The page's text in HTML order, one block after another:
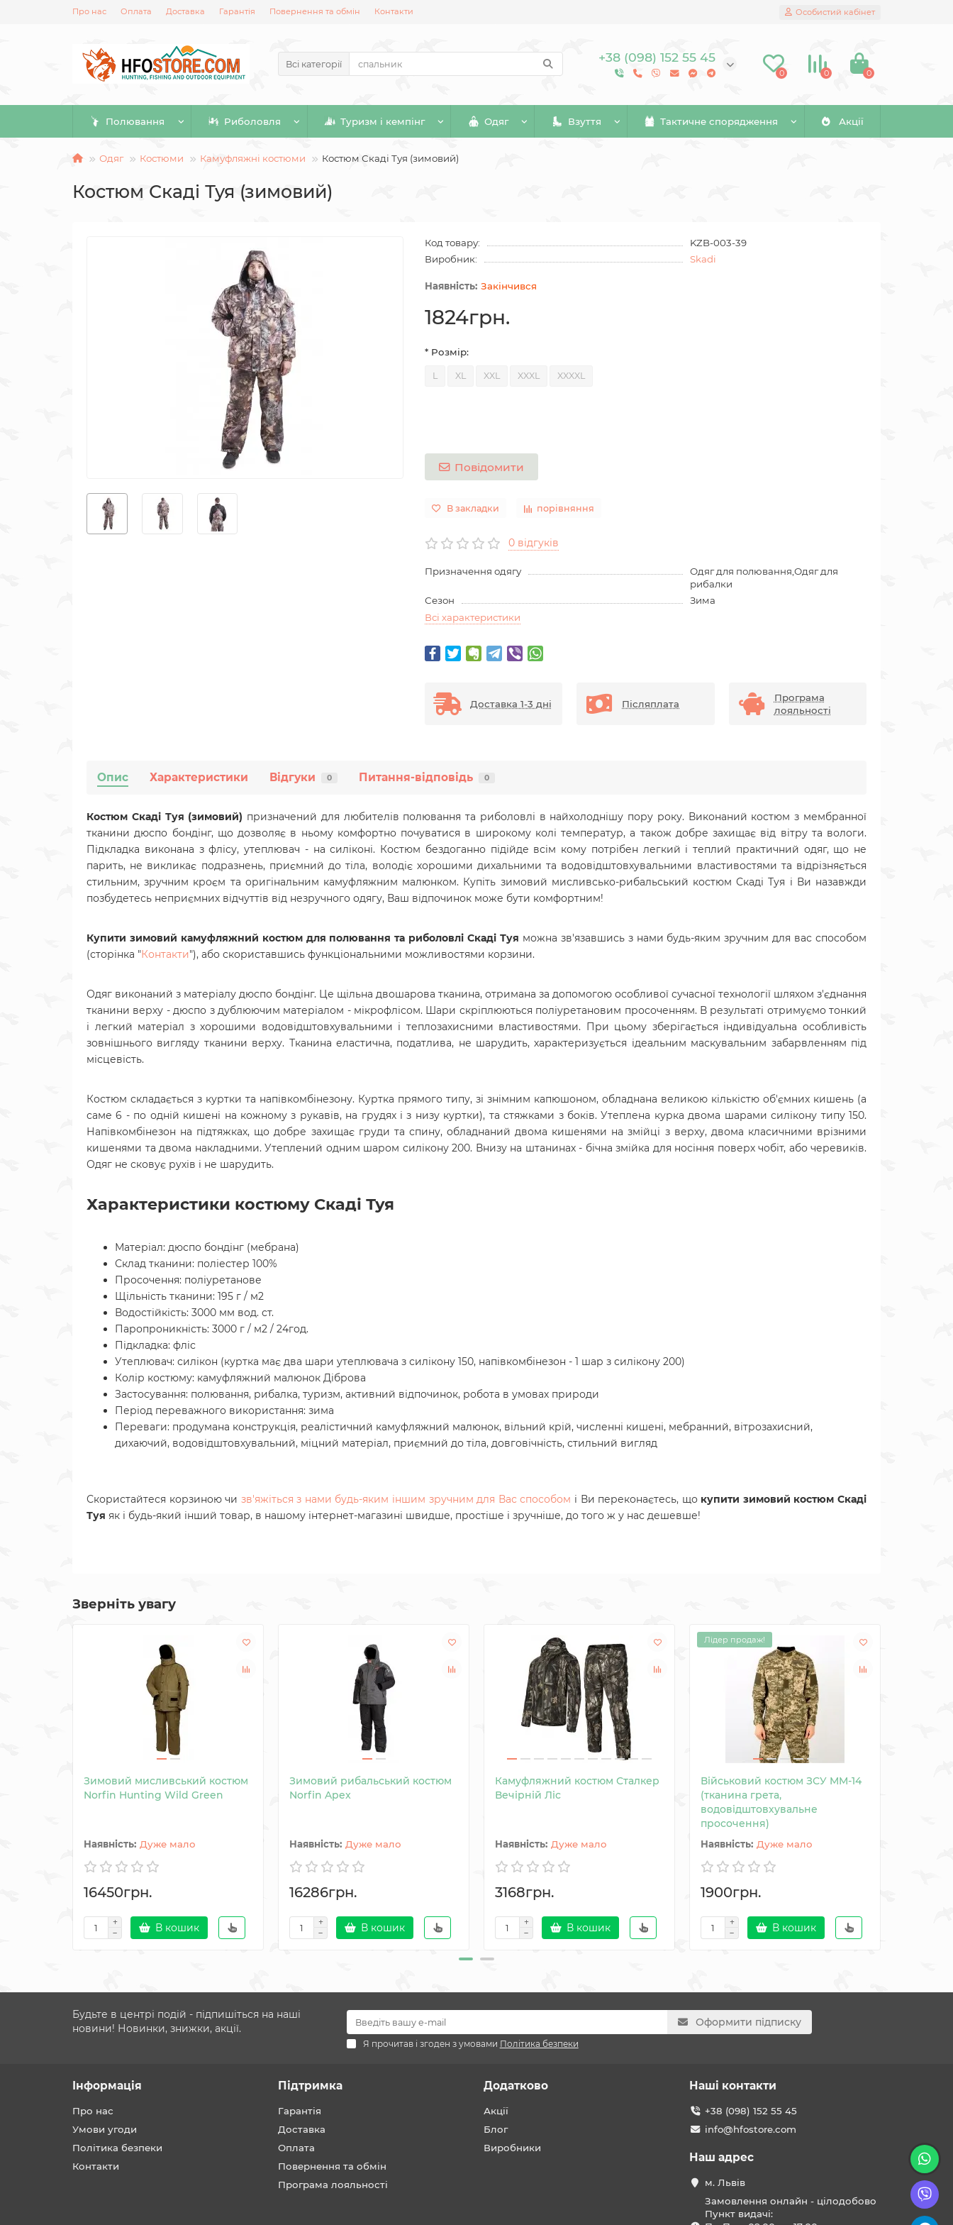
Про нас Оплата Доставка Гарантія Повернення та обмін Контакти Особистий кабінет
Всі категорії +38 (098) 152 55 45
0 0 0
Полювання Риболовля Туризм і кемпінг Одяг Взуття Тактичне спорядження Акції
Одяг Костюми Камуфляжні костюми Костюм Скаді Туя (зимовий)
Костюм Скаді Туя (зимовий)
Код товару:
KZB-003-39
Виробник:
Skadi
Закінчився
1824грн.
* Розмір:
L XL XXL XXXL XXXXL
Повідомити
В закладки порівняння
0 відгуків
Призначення одягу
Одяг для полювання,Одяг для
рибалки
Сезон
Зима
Всі характеристики
Доставка 1-3 дні Післяплата
Програма
лояльності
Опис Характеристики Відгуки 0 Питання-відповідь 0
Костюм Скаді Туя (зимовий) призначений для любителів полювання та риболовлі в найхолоднішу пору року. Виконаний костюм з мембранної
тканини дюспо бондінг, що дозволяє в ньому комфортно почуватися в широкому колі температур, а також добре захищає від вітру та вологи.
Підкладка виконана з флісу, утеплювач - на силіконі. Костюм бездоганно підійде всім кому потрібен легкий і теплий практичний одяг, що не
парить, не викликає подразнень, приємний до тіла, володіє хорошими дихальними та водовідштовхувальними властивостями та відрізняється
стильним, зручним кроєм та оригінальним камуфляжним малюнком. Купіть зимовий мисливсько-рибальський костюм Скаді Туя і Ви назавжди
позбудетесь неприємних відчуттів від незручного одягу, Ваш відпочинок може бути комфортним!
Купити зимовий камуфляжний костюм для полювання та риболовлі Скаді Туя можна зв'язавшись з нами будь-яким зручним для вас способом
(сторінка "Контакти"), або скориставшись функціональними можливостями корзини.
Одяг виконаний з матеріалу дюспо бондінг. Це щільна двошарова тканина, отримана за допомогою особливої сучасної технології шляхом з'єднання
тканини верху - дюспо з дублюючим матеріалом - мікрофлісом. Шари скріплюються поліуретановим просоченням. В результаті отримуємо тонкий
і легкий матеріал з хорошими водовідштовхувальними і теплозахисними властивостями. При цьому зберігається індивідуальна особливість
зовнішнього вигляду тканини верху. Тканина еластична, податлива, не шарудить, характеризується ідеальним маскувальним забарвленням під
місцевість.
Костюм складається з куртки та напівкомбінезону. Куртка прямого типу, зі знімним капюшоном, обладнана великою кількістю об'ємних кишень (а
саме 6 - по одній кишені на кожному з рукавів, на грудях і з низу куртки), та стяжками з боків. Утеплена курка двома шарами силікону типу 150.
Напівкомбінезон на підтяжках, що добре захищає груди та спину, обладнаний двома кишенями на змійці з верху, двома класичними врізними
кишенями та двома накладними. Утеплений одним шаром силікону 200. Внизу на штанинах - бічна змійка для носіння поверх чобіт, або черевиків.
Одяг не сковує рухів і не шарудить.
Характеристики костюму Скаді Туя
Матеріал: дюспо бондінг (мебрана)
Склад тканини: поліестер 100%
Просочення: поліуретанове
Щільність тканини: 195 г / м2
Водостійкість: 3000 мм вод. ст.
Паропроникність: 3000 г / м2 / 24год.
Підкладка: фліс
Утеплювач: силікон (куртка має два шари утеплювача з силікону 150, напівкомбінезон - 1 шар з силікону 200)
Колір костюму: камуфляжний малюнок Діброва
Застосування: полювання, рибалка, туризм, активний відпочинок, робота в умовах природи
Період переважного використання: зима
Переваги: продумана конструкція, реалістичний камуфляжний малюнок, вільний крій, численні кишені, мебранний, вітрозахисний,
дихаючий, водовідштовхувальний, міцний матеріал, приємний до тіла, довговічність, стильний вигляд
Скористайтеся корзиною чи зв'яжіться з нами будь-яким іншим зручним для Вас способом і Ви переконаєтесь, що купити зимовий костюмСкаді
Туя як і будь-який інший товар, в нашому інтернет-магазині швидше, простіше і зручніше, до того ж у нас дешевше!
Зверніть увагу
Зимовий мисливський костюм
Norfin Hunting Wild Green
Дуже мало
16450грн.
В кошик
Зимовий рибальський костюм
Norfin Apex
Дуже мало
16286грн.
В кошик
Камуфляжний костюм Сталкер
Вечірній Ліс
Дуже мало
3168грн.
В кошик
Лідер продаж!
Військовий костюм ЗСУ MM-14
(тканина грета,
водовідштовхувальне
просочення)
Дуже мало
1900грн.
В кошик
Будьте в центрі подій - підпишіться на наші
новини! Новинки, знижки, акції.
Оформити підписку
Я прочитав і згоден з умовами Політика безпеки
Інформація
Про нас
Умови угоди
Політика безпеки
Контакти
Підтримка
Гарантія
Доставка
Оплата
Повернення та обмін
Програма лояльності
Додатково
Акції
Блог
Виробники
Наші контакти
+38 (098) 152 55 45
info@hfostore.com
Наш адрес
м. Львів
Замовлення онлайн - цілодобово
Пункт видачі: